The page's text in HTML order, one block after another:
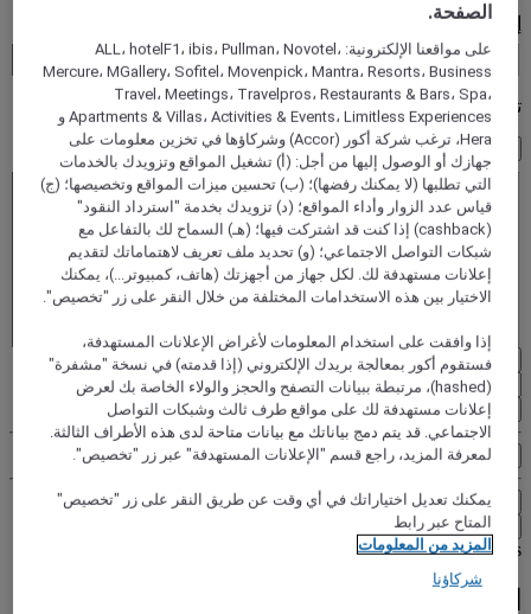
إلى أين تسافر؟
Booking Dates
تحديد النزلاء
الغرفة 1
الغرفة 1
بالغ/بالغون
- إزالة شخص بالغ
+أضف شخص بالغ
طفل/أطفال
إزالة
أضف غرفة
الأسعار الخاصة
بحث
إلى أين تسافر؟
Skip search by categories
الصفحة.
على مواقعنا الإلكترونية: ALL، hotelF1، ibis، Pullman، Novotel،
Mercure، MGallery، Sofitel، Movenpick، Mantra، Resorts، Business
Travel، Meetings، Travelpros، Restaurants & Bars، Spa،
Apartments & Villas، Activities & Events، Limitless Experiences و
Hera، ترغب شركة أكور (Accor) وشركاؤها في تخزين معلومات على
جهازك أو الوصول إليها من أجل: (أ) تشغيل المواقع وتزويدك بالخدمات
التي تطلبها (لا يمكنك رفضها)؛ (ب) تحسين ميزات المواقع وتخصيصها؛ (ج)
قياس عدد الزوار وأداء المواقع؛ (د) تزويدك بخدمة "استرداد النقود"
(cashback) إذا كنت قد اشتركت فيها؛ (هـ) السماح لك بالتفاعل مع
شبكات التواصل الاجتماعي؛ (و) تحديد ملف تعريف لاهتماماتك لتقديم
إعلانات مستهدفة لك. لكل جهاز من أجهزتك (هاتف، كمبيوتر...)، يمكنك
الاختيار بين هذه الاستخدامات المختلفة من خلال النقر على زر "تخصيص".
إذا وافقت على استخدام المعلومات لأغراض الإعلانات المستهدفة،
فستقوم أكور بمعالجة بريدك الإلكتروني (إذا قدمته) في نسخة "مشفرة"
(hashed)، مرتبطة ببيانات التصفح والحجز والولاء الخاصة بك لعرض
إعلانات مستهدفة لك على مواقع طرف ثالث وشبكات التواصل
الاجتماعي. قد يتم دمج بياناتك مع بيانات متاحة لدى هذه الأطراف الثالثة.
لمعرفة المزيد، راجع قسم "الإعلانات المستهدفة" عبر زر "تخصيص".
يمكنك تعديل اختياراتك في أي وقت عن طريق النقر على زر "تخصيص"
المتاح عبر رابط
المزيد من المعلومات
شركاؤنا